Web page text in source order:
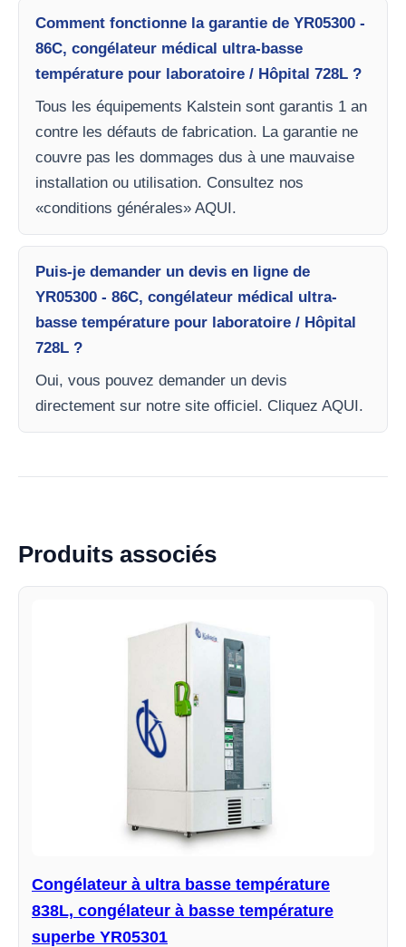
Comment fonctionne la garantie de YR05300 -
86C, congélateur médical ultra-basse
température pour laboratoire / Hôpital 728L ?
Tous les équipements Kalstein sont garantis 1 an
contre les défauts de fabrication. La garantie ne
couvre pas les dommages dus à une mauvaise
installation ou utilisation. Consultez nos
«conditions générales» AQUI.
Puis-je demander un devis en ligne de
YR05300 - 86C, congélateur médical ultra-
basse température pour laboratoire / Hôpital
728L ?
Oui, vous pouvez demander un devis
directement sur notre site officiel. Cliquez AQUI.
Produits associés
Congélateur à ultra basse température
838L, congélateur à basse température
superbe YR05301